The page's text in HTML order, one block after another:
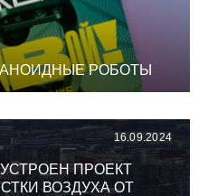
РОБОТЫ
16.09.2024
ПРОЕКТ
ВОЗДУХА ОТ